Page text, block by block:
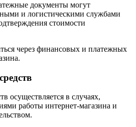
документы могут
и логистическими службами
стоимости
через финансовых и платежных
осуществляется в случаях,
работы интернет-магазина и